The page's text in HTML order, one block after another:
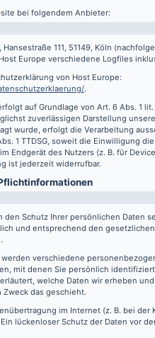
bei folgendem Anbieter:
111, 51149, Köln
Europe verschiedene Logfiles
von Host Europe:
.
auf Grundlage von Art. 6 Abs. 1 lit.
zuverlässigen Darstellung
wurde, erfolgt die Verarbeitung
1 TTDSG, soweit die Einwilligung
Endgerät des Nutzers (z. B. für
ist jederzeit widerrufbar.
den Schutz Ihrer persönlichen Daten
und entsprechend den
verschiedene
mit denen Sie persönlich
welche Daten wir erheben
das geschieht.
im Internet (z. B. bei der
lückenloser Schutz der Daten vor